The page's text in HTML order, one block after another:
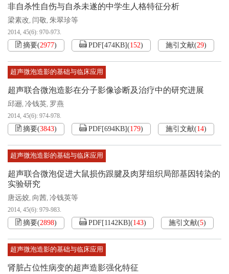
非自杀性自伤与自杀未遂的中学生人格特征分析
梁素改, 闫敬, 朱翠珍等
2014, 45(6): 970-973.
摘要(2977) PDF[474KB](152) 施引文献(29)
超声微泡造影的基础与临床应用
超声联合微泡造影在分子影像诊断及治疗中的研究进展
邱逦, 冷钱英, 罗燕
2014, 45(6): 974-978.
摘要(3843) PDF[694KB](179) 施引文献(14)
超声微泡造影的基础与临床应用
超声联合微泡促进大鼠损伤跟腱及肉芽组织局部基因转染的
实验研究
唐远姣, 向茜, 冷钱英等
2014, 45(6): 979-983.
摘要(2898) PDF[1142KB](143) 施引文献(5)
超声微泡造影的基础与临床应用
肾脏占位性病变的超声造影强化特征